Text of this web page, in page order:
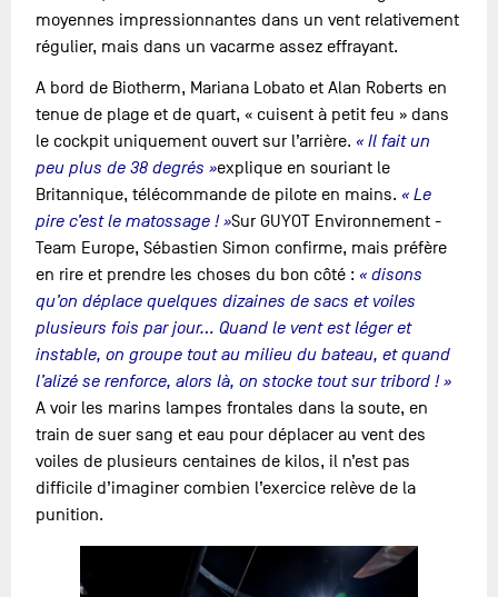
moyennes impressionnantes dans un vent relativement
régulier, mais dans un vacarme assez effrayant.
A bord de Biotherm, Mariana Lobato et Alan Roberts en
tenue de plage et de quart, « cuisent à petit feu » dans
le cockpit uniquement ouvert sur l’arrière. « Il fait un
peu plus de 38 degrés »explique en souriant le
Britannique, télécommande de pilote en mains. « Le
pire c’est le matossage ! »Sur GUYOT Environnement -
Team Europe, Sébastien Simon confirme, mais préfère
en rire et prendre les choses du bon côté : « disons
qu’on déplace quelques dizaines de sacs et voiles
plusieurs fois par jour… Quand le vent est léger et
instable, on groupe tout au milieu du bateau, et quand
l’alizé se renforce, alors là, on stocke tout sur tribord ! »
A voir les marins lampes frontales dans la soute, en
train de suer sang et eau pour déplacer au vent des
voiles de plusieurs centaines de kilos, il n’est pas
difficile d’imaginer combien l’exercice relève de la
punition.